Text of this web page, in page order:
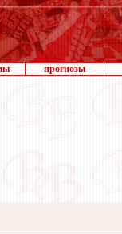
прогнозы